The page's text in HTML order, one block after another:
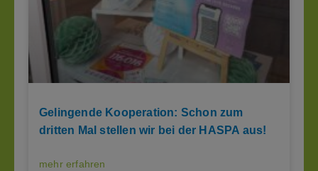
Gelingende Kooperation: Schon zum
dritten Mal stellen wir bei der HASPA aus!
mehr erfahren